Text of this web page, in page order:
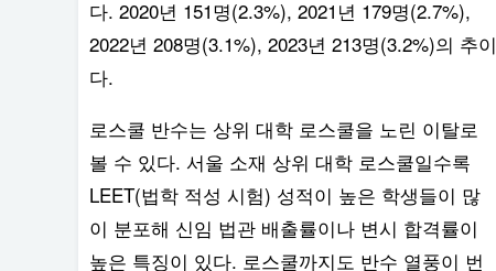
다. 2020년 151명(2.3%), 2021년 179명(2.7%),
2022년 208명(3.1%), 2023년 213명(3.2%)의 추이
다.
로스쿨 반수는 상위 대학 로스쿨을 노린 이탈로
볼 수 있다. 서울 소재 상위 대학 로스쿨일수록
LEET(법학 적성 시험) 성적이 높은 학생들이 많
이 분포해 신임 법관 배출률이나 변시 합격률이
높은 특징이 있다. 로스쿨까지도 반수 열풍이 번